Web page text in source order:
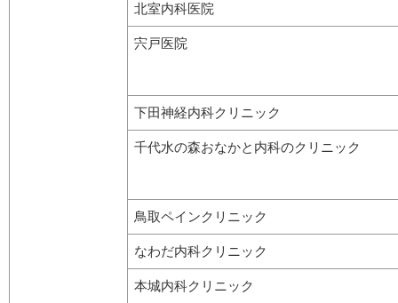
北室内科医院
宍戸医院
下田神経内科クリニック
千代水の森おなかと内科のクリニック
鳥取ペインクリニック
なわだ内科クリニック
本城内科クリニック